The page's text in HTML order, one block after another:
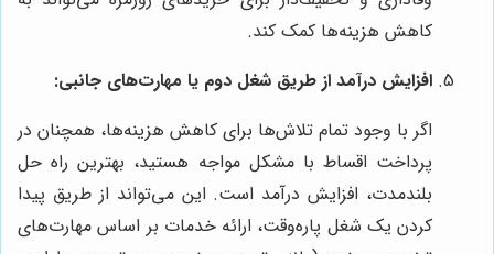
کاهش هزینه‌ها کمک کند.
افزایش درآمد از طریق شغل دوم یا مهارت‌های جانبی:
اگر با وجود تمام تلاش‌ها برای کاهش هزینه‌ها، همچنان در
پرداخت اقساط با مشکل مواجه هستید، بهترین راه حل
بلندمدت، افزایش درآمد است. این می‌تواند از طریق پیدا
کردن یک شغل پاره‌وقت، ارائه خدمات بر اساس مهارت‌های